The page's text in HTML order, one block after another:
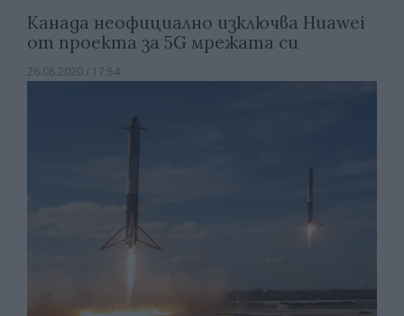
Канада неофициално изключва Huawei
от проекта за 5G мрежата си
26.08.2020 / 17:54